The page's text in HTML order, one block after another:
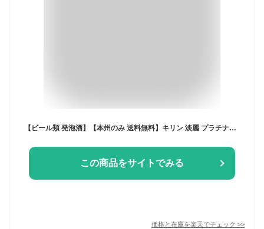
【ビール類 発泡酒】【本州のみ 送料無料】キリン 淡麗 プラチナダブル 糖質0 ゼロ プリン体0 350ml×2ケース/48本《048》『IAS』
この商品をサイトでみる
価格と在庫を楽天でチェック >>